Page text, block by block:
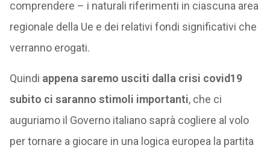
comprendere – i naturali riferimenti in ciascuna area
regionale della Ue e dei relativi fondi significativi che
verranno erogati.
Quindi appena saremo usciti dalla crisi covid19
subito ci saranno stimoli importanti, che ci
auguriamo il Governo italiano saprà cogliere al volo
per tornare a giocare in una logica europea la partita